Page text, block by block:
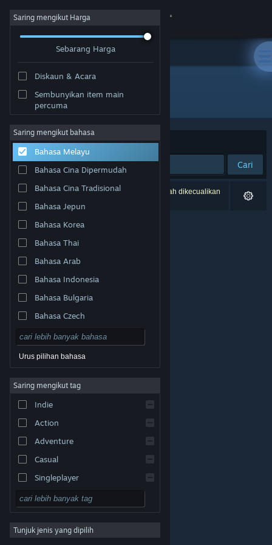
Sign in
Tentang
Sokongan
Ubah bahasa
Dapatkan Steam Mobile App
Lihat laman web desktop
© Valve Corporation. Hak cipta terpelihara. Semua
tanda dagangan ialah hak milik pemilik masing-masing
di AS dan negara-negara lain.Dasar Privasi|
Steam | Bayaran balik | Kuki
Saring mengikut Harga
Sebarang Harga
Diskaun & Acara
Sembunyikan item main
percuma
Saring mengikut bahasa
Bahasa Melayu
Bahasa Cina Dipermudah
Bahasa Cina Tradisional
Bahasa Jepun
Bahasa Korea
Bahasa Thai
Bahasa Arab
Bahasa Indonesia
Bahasa Bulgaria
Bahasa Czech
Bahasa Denmark
Bahasa Jerman
Bahasa Inggeris
Bahasa Sepanyol – Sepanyol
Bahasa Sepanyol – Amerika
Urus pilihan bahasa
Saring mengikut tag
Indie
Action
Adventure
Casual
Singleplayer
Simulation
RPG
Strategy
Tunjuk jenis yang dipilih
Pembangun: Signal Studios
Susun mengikut Perkaitan
Cari
0 hasil sepadan dengan carian anda. 3 tajuk telah dikecualikan
berdasarkan pilihan anda.